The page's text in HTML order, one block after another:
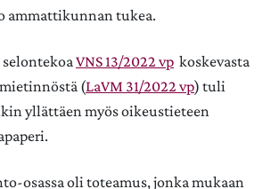
ammattikunnan tukea.
VNS 13/2022 vp koskevasta
(LaVM 31/2022 vp) tuli
yllättäen myös oikeustieteen
osassa oli toteamus, jonka mukaan